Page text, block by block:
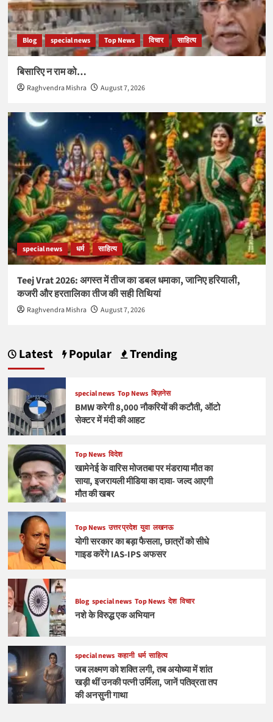
Blog special news Top News विचार साहित्य
बिसारिए न राम को…
Raghvendra Mishra August 7, 2026
special news धर्म साहित्य
Teej Vrat 2026: अगस्त में तीज का डबल धमाका, जानिए हरियाली,
कजरी और हरतालिका तीज की सही तिथियां
Raghvendra Mishra August 7, 2026
Latest Popular Trending
special news Top News बिज़नेस
BMW करेगी 8,000 नौकरियों की कटौती, ऑटो
सेक्टर में मंदी की आहट
Top News विदेश
खामेनेई के वारिस मोजतबा पर मंडराया मौत का
साया, इजरायली मीडिया का दावा- जल्द आएगी
मौत की खबर
Top News उत्तर प्रदेश युवा लखनऊ
योगी सरकार का बड़ा फैसला, छात्रों को सीधे
गाइड करेंगे IAS-IPS अफसर
Blog special news Top News देश विचार
नशे के विरुद्ध एक अभियान
special news कहानी धर्म साहित्य
जब लक्ष्मण को शक्ति लगी, तब अयोध्या में शांत
खड़ी थीं उनकी पत्नी उर्मिला, जानें पतिव्रता तप
की अनसुनी गाथा